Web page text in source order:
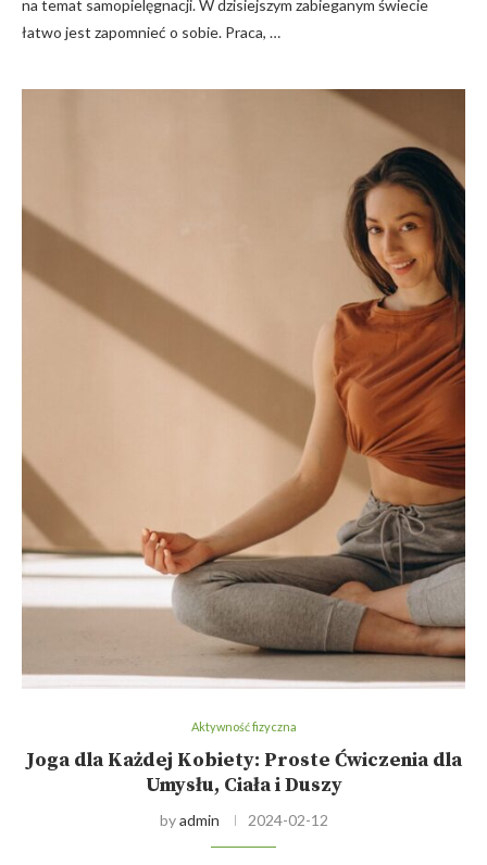
na temat samopielęgnacji. W dzisiejszym zabieganym świecie
łatwo jest zapomnieć o sobie. Praca, …
Aktywność fizyczna
Joga dla Każdej Kobiety: Proste Ćwiczenia dla
Umysłu, Ciała i Duszy
byadmin 2024-02-12